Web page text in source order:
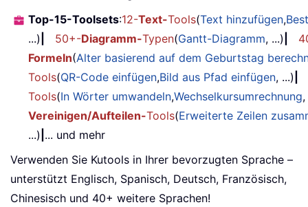
Top-15-Toolsets:12-Text-Tools(Text hinzufügen,
...)
50+-Diagramm-Typen(Gantt-Diagramm, ...)
Formeln(Alter basierend auf dem Geburtstag
Tools(QR-Code einfügen,Bild aus Pfad einfügen, ...)
Tools(In Wörter umwandeln,Wechselkursumrechnung
Vereinigen/Aufteilen-Tools(Erweiterte Zeilen
...) ... und mehr
Verwenden Sie Kutools in Ihrer bevorzugten Sprache –
unterstützt Englisch, Spanisch, Deutsch, Französisch,
Chinesisch und 40+ weitere Sprachen!